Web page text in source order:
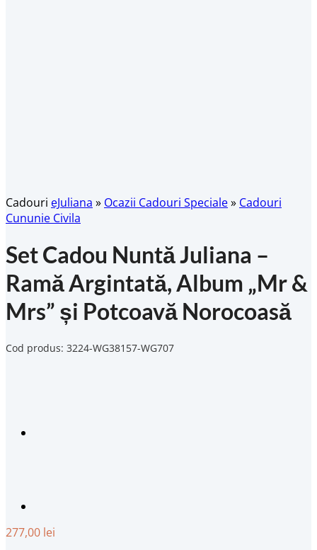
Cadouri eJuliana » Ocazii Cadouri Speciale» Cadouri
Cununie Civila
Set Cadou Nuntă Juliana –
Ramă Argintată, Album „Mr &
Mrs” și Potcoavă Norocoasă
Cod produs: 3224-WG38157-WG707
277,00 lei